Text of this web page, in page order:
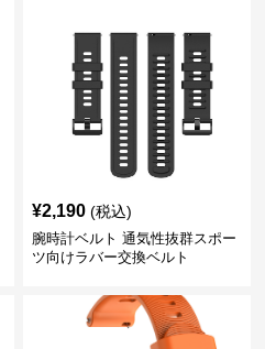
¥2,190 (税込)
腕時計ベルト 通気性抜群スポー
ツ向けラバー交換ベルト